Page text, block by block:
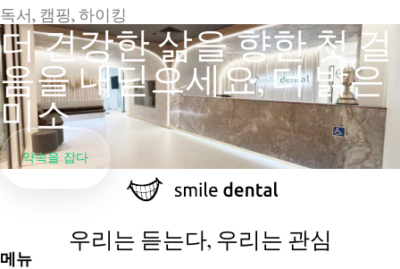
독서, 캠핑, 하이킹
더 건강한 삶을 향한 첫 걸
음을 내딛으세요, 더 밝은
미소
약속을 잡다
우리는 듣는다, 우리는 관심
메뉴